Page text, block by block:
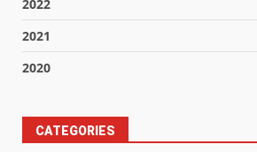
2022
2021
2020
CATEGORIES